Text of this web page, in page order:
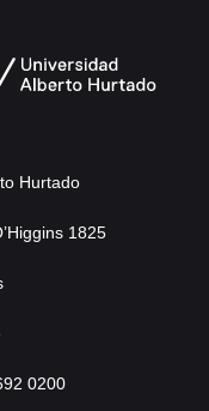
Hurtado
1825
0200